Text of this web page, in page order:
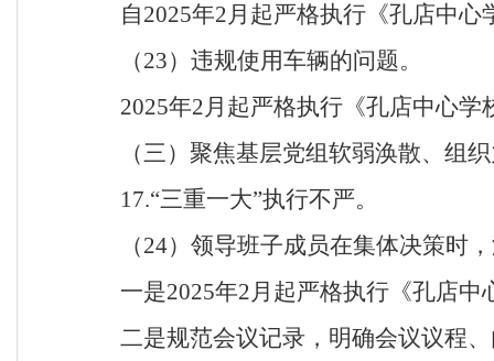
自2025年2月起严格执行《孔店中
（23）违规使用车辆的问题。
2025年2月起严格执行《孔店中心
（三）聚焦基层党组软弱涣散、组
17.“三重一大”执行不严。
（24）领导班子成员在集体决策时
一是2025年2月起严格执行《孔店中
二是规范会议记录，明确会议议程